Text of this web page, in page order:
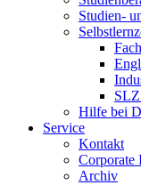
Studien-
Hilfe bei
Service
Kontakt
Corporate
Archiv